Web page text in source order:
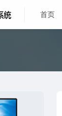
首页